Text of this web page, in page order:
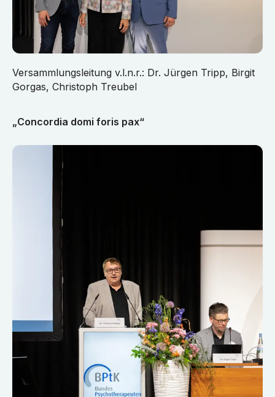
Versammlungsleitung v.l.n.r.: Dr. Jürgen Tripp, Birgit
Gorgas, Christoph Treubel
„Concordia domi foris pax“